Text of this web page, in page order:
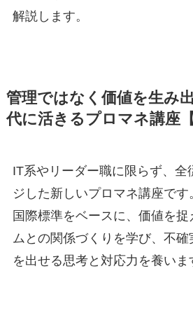
解説します。
管理ではなく価値を生み
代に活きるプロマネ講座
IT系やリーダー職に限らず、全
ジした新しいプロマネ講座です
国際標準をベースに、価値を
ムとの関係づくりを学び、不
を出せる思考と対応力を養いま